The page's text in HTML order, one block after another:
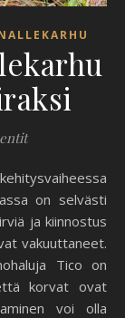
on selvästi
ja kiinnostus
vakuuttaneet.
Tico on
korvat ovat
voi olla